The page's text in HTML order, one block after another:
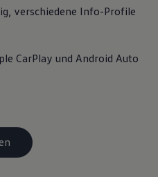
verschiedene Info-Profile
CarPlay und Android Auto